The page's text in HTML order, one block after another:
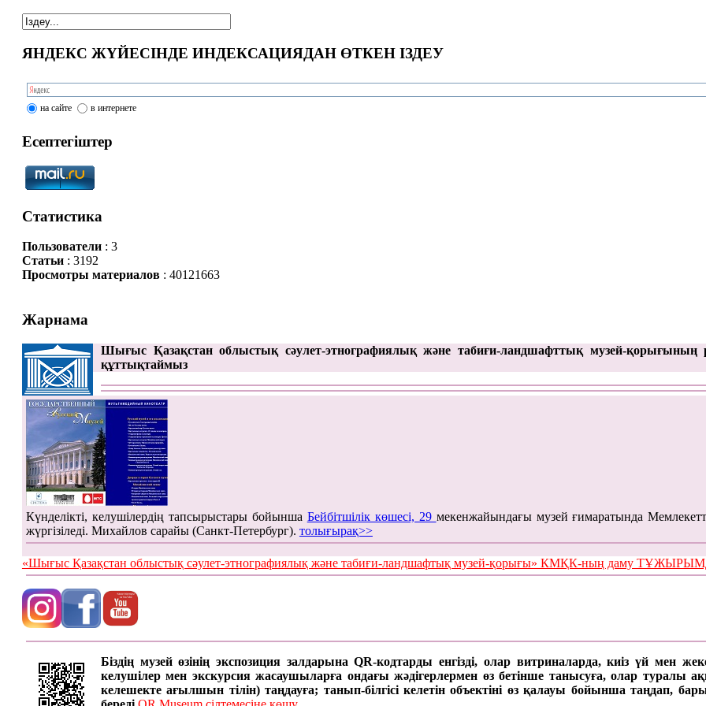
ЯНДЕКС ЖҮЙЕСІНДЕ ИНДЕКСАЦИЯДАН ӨТКЕН ІЗДЕУ
на сайте в интернете
Есептегіштер
Статистика
Пользователи: 3
Статьи: 3192
Просмотры материалов: 40121663
Жарнама
Шығыс Қазақстан облыстық сәулет-этнографиялық және табиғи-ландшафттық музей-
құттықтаймыз
Күнделікті, келушілердің тапсырыстары бойынша Бейбітшілік көшесі, 29 мекенжайындағы музей ғимаратында
жүргізіледі. Михайлов сарайы (Санкт-Петербург). толығырақ>>
«Шығыс Қазақстан облыстық сәулет-этнографиялық және табиғи-ландшафтық музей-қорығы» КМҚК-ның даму
Біздің музей өзінің экспозиция залдарына QR-кодтарды енгізді, олар витриналарда, киіз үй мен
келушілер мен экскурсия жасаушыларға ондағы жәдігерлермен өз бетінше танысуға, олар туралы
келешекте ағылшын тілін) таңдауға; танып-білгісі келетін объектіні өз қалауы бойынша таңдап,